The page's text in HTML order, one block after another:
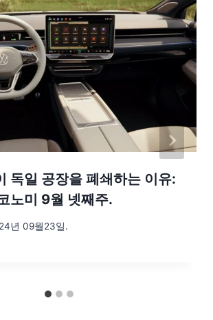
독일 공장을 폐쇄하는 이유:
노미 9월 넷째주.
년 09월23일.